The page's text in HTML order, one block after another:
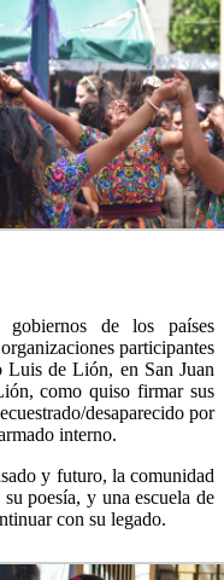
gobiernos de los países
participantes
Luis de Lión, en San Juan
como quiso firmar sus
desaparecido por
interno.
y futuro, la comunidad
poesía, y una escuela de
con su legado.